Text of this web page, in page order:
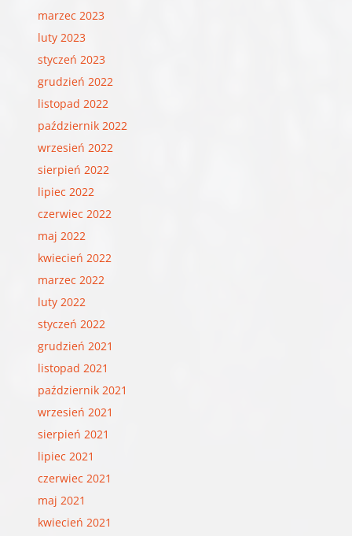
marzec 2023
luty 2023
styczeń 2023
grudzień 2022
listopad 2022
październik 2022
wrzesień 2022
sierpień 2022
lipiec 2022
czerwiec 2022
maj 2022
kwiecień 2022
marzec 2022
luty 2022
styczeń 2022
grudzień 2021
listopad 2021
październik 2021
wrzesień 2021
sierpień 2021
lipiec 2021
czerwiec 2021
maj 2021
kwiecień 2021